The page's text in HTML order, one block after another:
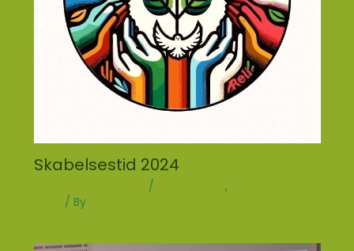
Skabelsestid 2024
/ ,
/ By